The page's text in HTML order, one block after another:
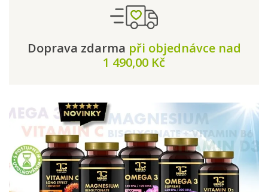
Doprava zdarma při objednávce nad
1 490,00 Kč